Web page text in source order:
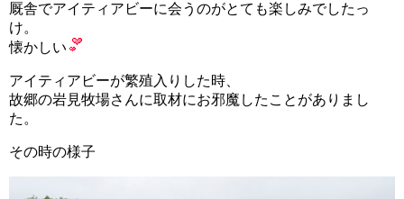
厩舎でアイティアビーに会うのがとても楽しみでしたっ
け。
懐かしい
アイティアビーが繁殖入りした時、
故郷の岩見牧場さんに取材にお邪魔したことがありまし
た。
その時の様子